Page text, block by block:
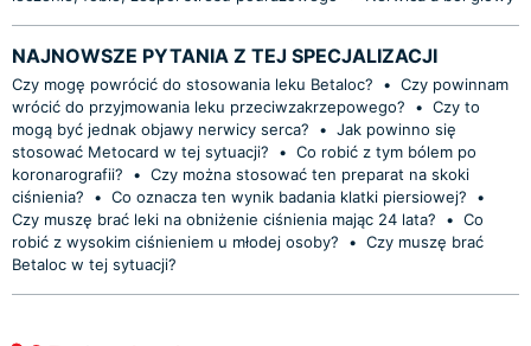
NAJNOWSZE PYTANIA Z TEJ SPECJALIZACJI
Czy mogę powrócić do stosowania leku Betaloc? • Czy powinnam
wrócić do przyjmowania leku przeciwzakrzepowego?
• Czy to
mogą być jednak objawy nerwicy serca?
• Jak powinno się
stosować Metocard w tej sytuacji?
• Co robić z tym bólem po
koronarografii?
• Czy można stosować ten preparat na skoki
ciśnienia?
• Co oznacza ten wynik badania klatki piersiowej?
•
Czy muszę brać leki na obniżenie ciśnienia mając 24 lata?
• Co
robić z wysokim ciśnieniem u młodej osoby?
• Czy muszę brać
Betaloc w tej sytuacji?